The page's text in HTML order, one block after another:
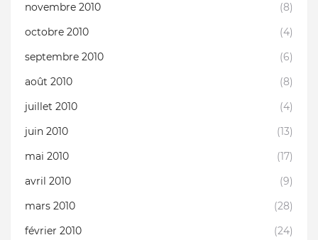
novembre 2010
(8)
octobre 2010
(4)
septembre 2010
(6)
août 2010
(8)
juillet 2010
(4)
juin 2010
(13)
mai 2010
(17)
avril 2010
(9)
mars 2010
(28)
février 2010
(24)